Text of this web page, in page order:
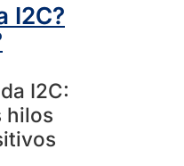
I2C?
I2C:
hilos